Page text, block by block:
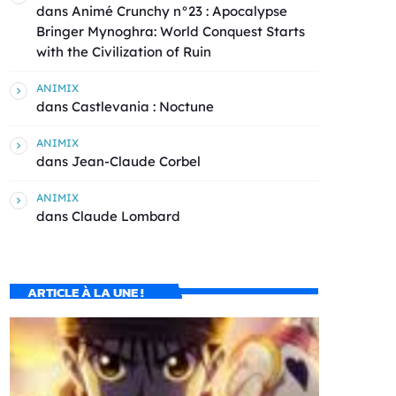
dans Animé Crunchy n°23 : Apocalypse
Bringer Mynoghra: World Conquest Starts
with the Civilization of Ruin
ANIMIX
dans Castlevania : Noctune
ANIMIX
dans Jean-Claude Corbel
ANIMIX
dans Claude Lombard
ARTICLE À LA UNE !